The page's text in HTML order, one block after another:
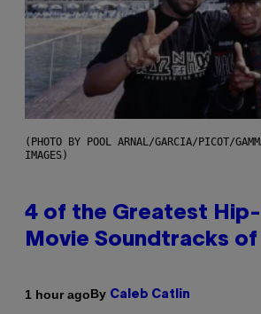
(PHOTO BY POOL ARNAL/GARCIA/PICOT/
IMAGES)
4 of the Greatest
Movie Soundtracks
1 hour agoBy Caleb Catlin